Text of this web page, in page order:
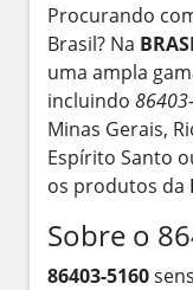
Procurando
Brasil? Na
uma ampla
incluindo
Minas Gerais,
Espírito Santo
os produtos da
Sobre o
86403-5160